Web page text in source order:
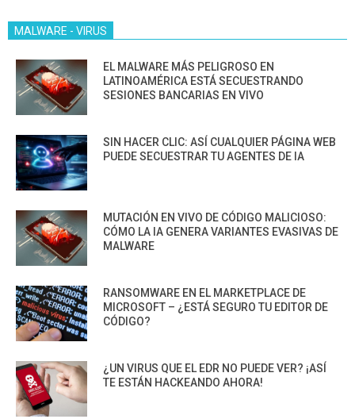
MALWARE - VIRUS
EL MALWARE MÁS PELIGROSO EN
LATINOAMÉRICA ESTÁ SECUESTRANDO
SESIONES BANCARIAS EN VIVO
SIN HACER CLIC: ASÍ CUALQUIER PÁGINA WEB
PUEDE SECUESTRAR TU AGENTES DE IA
MUTACIÓN EN VIVO DE CÓDIGO MALICIOSO:
CÓMO LA IA GENERA VARIANTES EVASIVAS DE
MALWARE
RANSOMWARE EN EL MARKETPLACE DE
MICROSOFT – ¿ESTÁ SEGURO TU EDITOR DE
CÓDIGO?
¿UN VIRUS QUE EL EDR NO PUEDE VER? ¡ASÍ
TE ESTÁN HACKEANDO AHORA!